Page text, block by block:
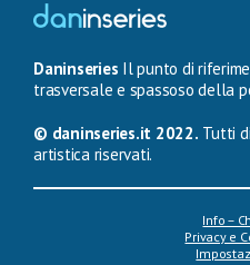
Daninseries Il punto di
trasversale e spassoso della
© daninseries.it 2022. Tutti
artistica riservati.
Info –
Privacy e